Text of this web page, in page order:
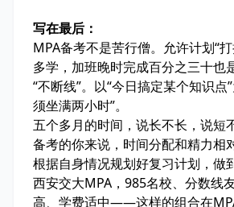
写在最后：
MPA备考不是苦行僧。允许计划“
多学，加班晚时完成百分之三十也
“不断线”。以“今日搞定某个知识点
须坐满两小时”。
五个多月的时间，说长不长，说短
备考的你来说，时间分配和精力相
根据自身情况规划好复习计划，做
西安交大MPA，985名校、分数线
高、学费适中——这样的组合在